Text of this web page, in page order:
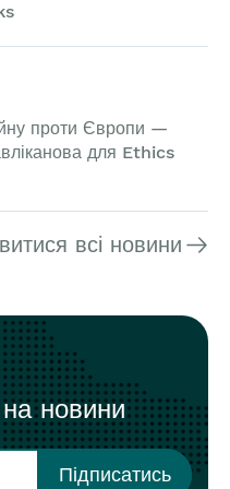
проти Європи —
для Ethics
всі новини
новини